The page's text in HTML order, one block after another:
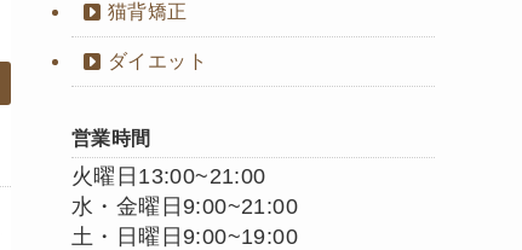
猫背矯正
ダイエット
営業時間
火曜日13:00~21:00
水・金曜日9:00~21:00
土・日曜日9:00~19:00